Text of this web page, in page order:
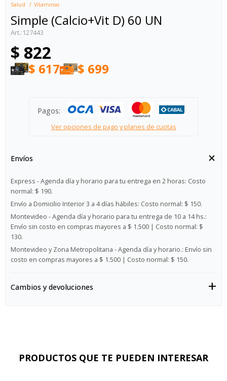
Salud Vitaminas
Simple (Calcio+Vit D) 60 UN
127443
$ 822
$ 617 $ 699
Pagos:
Ver opciones de pago y planes de cuotas
Envíos
Express - Agenda día y horario para tu entrega en 2 horas: Costo
normal: $ 190.
Envío a Domicilio Interior 3 a 4 días hábiles: Costo normal: $ 150.
Montevideo - Agenda día y horario para tu entrega de 10 a 14 hs.:
Envío sin costo en compras mayores a $ 1.500 | Costo normal: $
130.
Montevideo y Zona Metropolitana - Agenda día y horario.: Envío sin
costo en compras mayores a $ 1.500 | Costo normal: $ 150.
Cambios y devoluciones
PRODUCTOS QUE TE PUEDEN INTERESAR